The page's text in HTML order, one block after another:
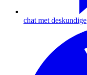
chat met deskundige